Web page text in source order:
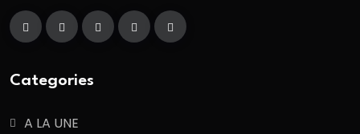
Categories
A LA UNE